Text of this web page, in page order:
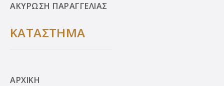
ΑΚΥΡΩΣΗ ΠΑΡΑΓΓΕΛΙΑΣ
ΚΑΤΑΣΤΗΜΑ
ΑΡΧΙΚΗ